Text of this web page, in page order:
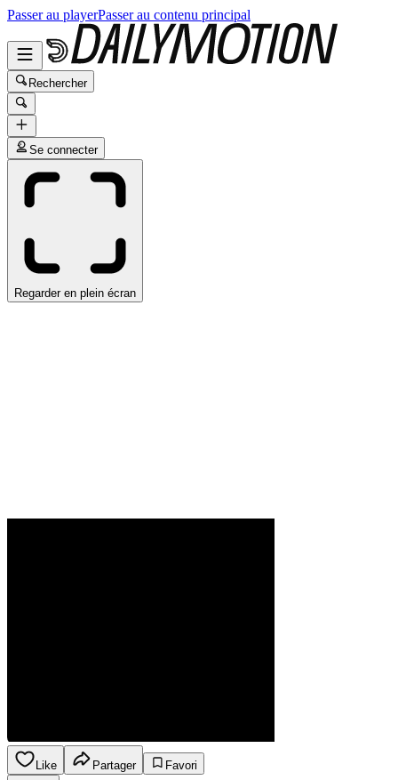
Passer au playerPasser au contenu principal
Rechercher
Se connecter
Regarder en plein écran
Like Partager
Favori